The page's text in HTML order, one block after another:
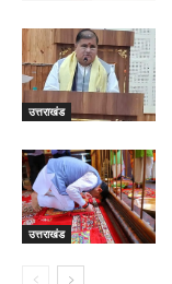
उत्तराखंड
उत्तराखंड